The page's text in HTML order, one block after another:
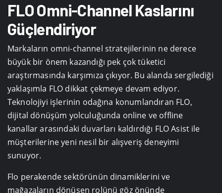
FLO Omni-Channel Kaslarını
Güçlendiriyor
Markaların omni-channel stratejilerinin ne derece
büyük bir önem kazandığı pek çok tüketici
araştırmasında karşımıza çıkıyor. Bu alanda sergilediği
yaklaşımla FLO dikkat çekmeye devam ediyor.
Teknolojiyi işlerinin odağına konumlandıran FLO,
dijital dönüşüm yolculuğunda online ve offline
kanallar arasındaki duvarları kaldırdığı FLO Asist ile
müşterilerine yeni nesil bir alışveriş deneyimi
sunuyor.
Flo perakende sektörünün dinamiklerini ve
mağazaların dönüşen rolünü göz önünde